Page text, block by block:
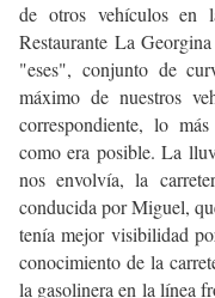
de otros vehículos
Restaurante La
"eses", conjunto de
máximo de nuestros
correspondiente, lo
como era posible. La
nos envolvía, la
conducida por Miguel,
tenía mejor visibilidad
conocimiento de la
la gasolinera en la línea